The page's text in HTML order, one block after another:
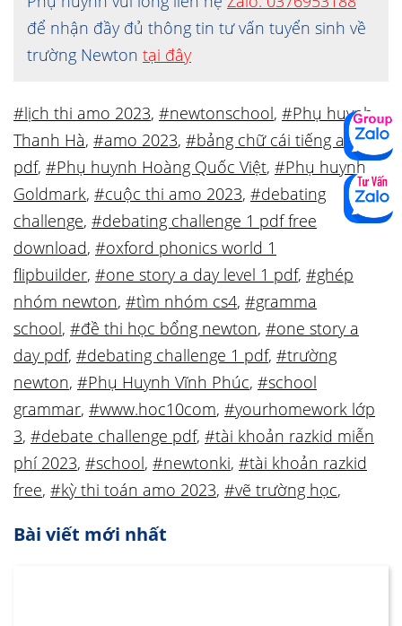
để nhận đầy đủ thông tin tư vấn tuyển sinh về
trường Newton tại đây
#lịch thi amo 2023, #newtonschool, #Phụ huynh
Thanh Hà, #amo 2023, #bảng chữ cái tiếng anh
pdf, #Phụ huynh Hoàng Quốc Việt, #Phụ huynh
Goldmark, #cuộc thi amo 2023, #debating
challenge, #debating challenge 1 pdf free
download, #oxford phonics world 1
flipbuilder, #one story a day level 1 pdf, #ghép
nhóm newton, #tìm nhóm cs4, #gramma
school, #đề thi học bổng newton, #one story a
day pdf, #debating challenge 1 pdf, #trường
newton, #Phụ Huynh Vĩnh Phúc, #school
grammar, #www.hoc10com, #yourhomework lớp
3, #debate challenge pdf, #tài khoản razkid miễn
phí 2023, #school, #newtonki, #tài khoản razkid
free, #kỳ thi toán amo 2023, #vẽ trường học,
Bài viết mới nhất